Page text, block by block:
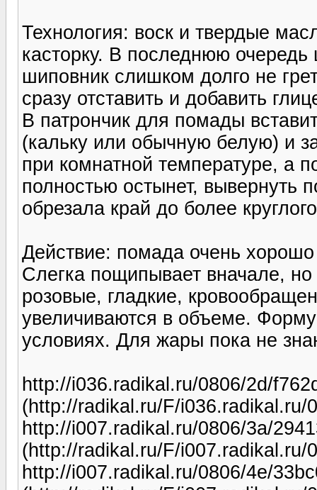
Технология: воск и твердые
касторку. В последнюю
шиповник слишком долго не
сразу отставить и добавить
В патрончик для помады
(кальку или обычную белую) и
при комнатной температуре, а
полностью остынет, вывернуть
обрезала край до более
Действие: помада очень хорошо
Слегка пощипывает вначале, но
розовые, гладкие,
увеличиваются в объеме.
условиях. Для жары пока не
http://i036.radikal.ru/0806/2d/
(http://radikal.ru/F/i036.radikal.ru/
http://i007.radikal.ru/0806/3a/
(http://radikal.ru/F/i007.radikal.ru/
http://i007.radikal.ru/0806/4e/